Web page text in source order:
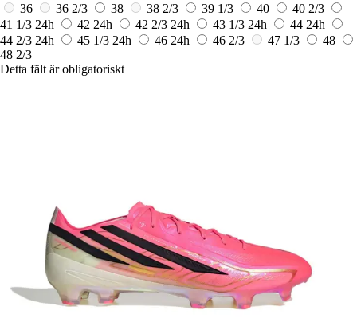
36
36 2/3 38 38 2/3 39 1/3 40
40 2/3
41 1/3 24h 42 24h 42 2/3 24h 43 1/3 24h 44 24h
44 2/3 24h 45 1/3 24h 46 24h 46 2/3 47 1/3
48
48 2/3
Detta fält är obligatoriskt